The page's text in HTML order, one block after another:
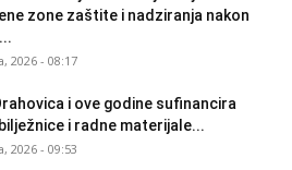
zone zaštite i nadziranja nakon
2026 - 08:17
i ove godine sufinancira
i radne materijale...
2026 - 09:53